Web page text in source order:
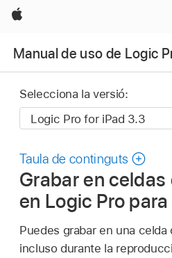
Apple
Manual de uso de Logic
Selecciona la versió:
Taula de continguts
Grabar en
en Logic Pro para
Puedes grabar en una celda
incluso durante la